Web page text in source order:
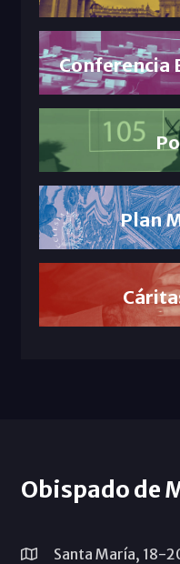
Conferencia
Plan
Obispado de
Santa María, 18-